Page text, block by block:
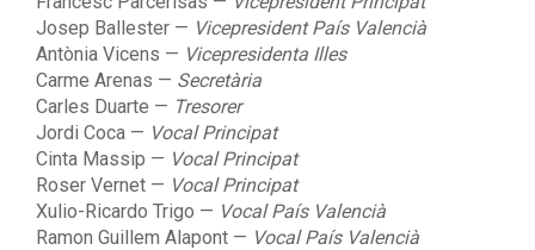
Josep Ballester — Vicepresident País Valencià
Antònia Vicens — Vicepresidenta Illes
Carme Arenas — Secretària
Carles Duarte — Tresorer
Jordi Coca — Vocal Principat
Cinta Massip — Vocal Principat
Roser Vernet — Vocal Principat
Xulio-Ricardo Trigo — Vocal País Valencià
Ramon Guillem Alapont — Vocal País Valencià